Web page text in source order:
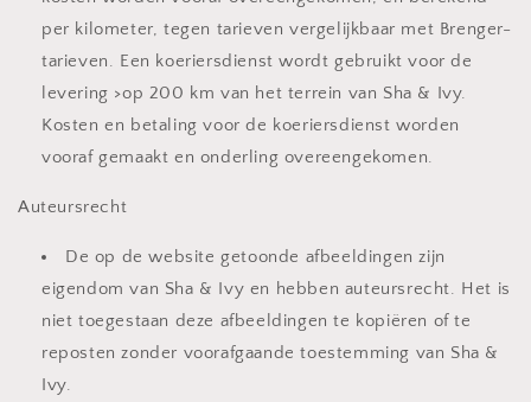
per kilometer, tegen tarieven vergelijkbaar met Brenger-
tarieven. Een koeriersdienst wordt gebruikt voor de
levering >op 200 km van het terrein van Sha & Ivy.
Kosten en betaling voor de koeriersdienst worden
vooraf gemaakt en onderling overeengekomen.
Auteursrecht
De op de website getoonde afbeeldingen zijn
eigendom van Sha & Ivy en hebben auteursrecht. Het is
niet toegestaan deze afbeeldingen te kopiëren of te
reposten zonder voorafgaande toestemming van Sha &
Ivy.